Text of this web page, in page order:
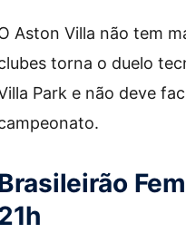
Aston Villa não tem
torna o duelo
Park e não deve